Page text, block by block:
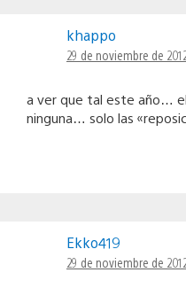
khappo
29 de noviembre de
a ver que tal este año…
ninguna… solo las
Ekko419
29 de noviembre de